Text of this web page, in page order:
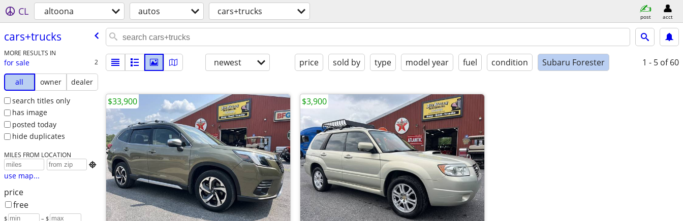
CL altoona autos cars+trucks post acct
cars+trucks
MORE RESULTS IN
for sale 2
all owner
dealer
search titles only
has image
posted today
hide duplicates
MILES FROM LOCATION

use map...
price
free
$ – $
newest price sold by type model year fuel condition Subaru Forester 1 - 5 of 60
$33,900 $3,900